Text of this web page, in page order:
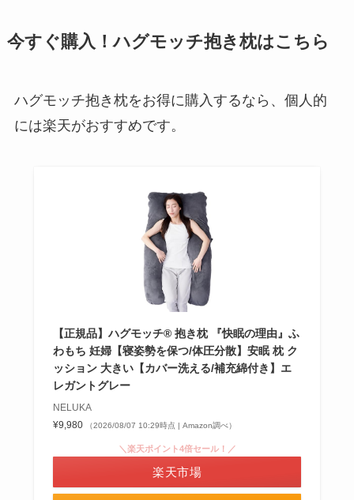
今すぐ購入！ハグモッチ抱き枕はこちら
ハグモッチ抱き枕をお得に購入するなら、個人的
には楽天がおすすめです。
【正規品】ハグモッチ® 抱き枕 『快眠の理由』ふ
わもち 妊婦【寝姿勢を保つ/体圧分散】安眠 枕 ク
ッション 大きい【カバー洗える/補充綿付き】エ
レガントグレー
NELUKA
¥9,980
（2026/08/07 10:29時点 | Amazon調べ）
＼楽天ポイント4倍セール！／
楽天市場